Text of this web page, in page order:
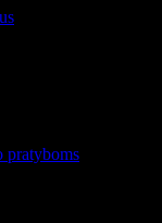
pratyboms